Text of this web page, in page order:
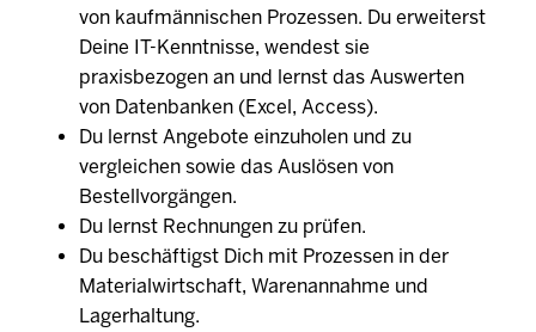
von kaufmännischen Prozessen. Du erweiterst
Deine IT-Kenntnisse, wendest sie
praxisbezogen an und lernst das Auswerten
von Datenbanken (Excel, Access).
Du lernst Angebote einzuholen und zu
vergleichen sowie das Auslösen von
Bestellvorgängen.
Du lernst Rechnungen zu prüfen.
Du beschäftigst Dich mit Prozessen in der
Materialwirtschaft, Warenannahme und
Lagerhaltung.